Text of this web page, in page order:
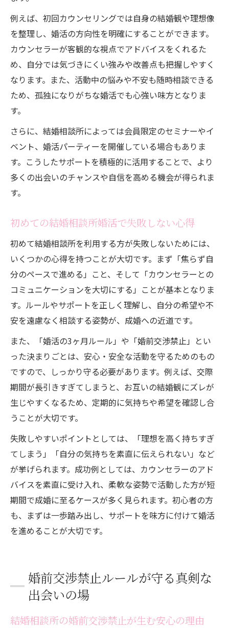
例えば、初回カウンセリングでは自身の結婚観や理想像
を整理し、婚活の方向性を明確にすることができます。
カウンセラーが客観的な視点でアドバイスをくれるた
め、自分では気づきにくい強みや改善点も把握しやすく
なります。また、活動中の悩みや不安も随時相談できる
ため、孤独になりがちな婚活でも心強い味方となりま
す。
さらに、結婚相談所によっては会員限定のセミナーやイ
ベント、婚活パーティーを開催している場合もありま
す。こうしたサポートを積極的に活用することで、より
多くの出会いのチャンスや自信を高める機会が得られま
す。
初めての結婚相談所婚活で失敗しない心得
初めて結婚相談所を利用する方が失敗しないためには、
いくつかの心得を持つことが大切です。まず「焦らず自
分のペースで進める」こと、そして「カウンセラーとの
コミュニケーションを大切にする」ことが基本となりま
す。ルールやサポートを正しく理解し、自分の希望や不
安を遠慮なく相談する姿勢が、成婚への近道です。
また、「婚活の3ヶ月ルール」や「婚前交渉禁止」とい
った決まりごとは、安心・安全な活動を守るためのもの
ですので、しっかり守る必要があります。例えば、交際
期間が長引きすぎてしまうと、お互いの結婚観にズレが
生じやすくなるため、定期的に気持ちや希望を確認し合
うことが大切です。
失敗しやすいポイントとしては、「理想を高く持ちすぎ
てしまう」「自分の気持ちを素直に伝えられない」など
が挙げられます。成功例としては、カウンセラーのアド
バイスを素直に受け入れ、柔軟な姿勢で活動した方が短
期間で成婚に至るケースが多く見られます。初心者の方
も、まずは一歩踏み出し、サポートを味方に付けて婚活
を進めることが大切です。
婚前交渉禁止ルールが守る真剣な
出会いの場
結婚相談所の婚前交渉禁止が生む安心の理由